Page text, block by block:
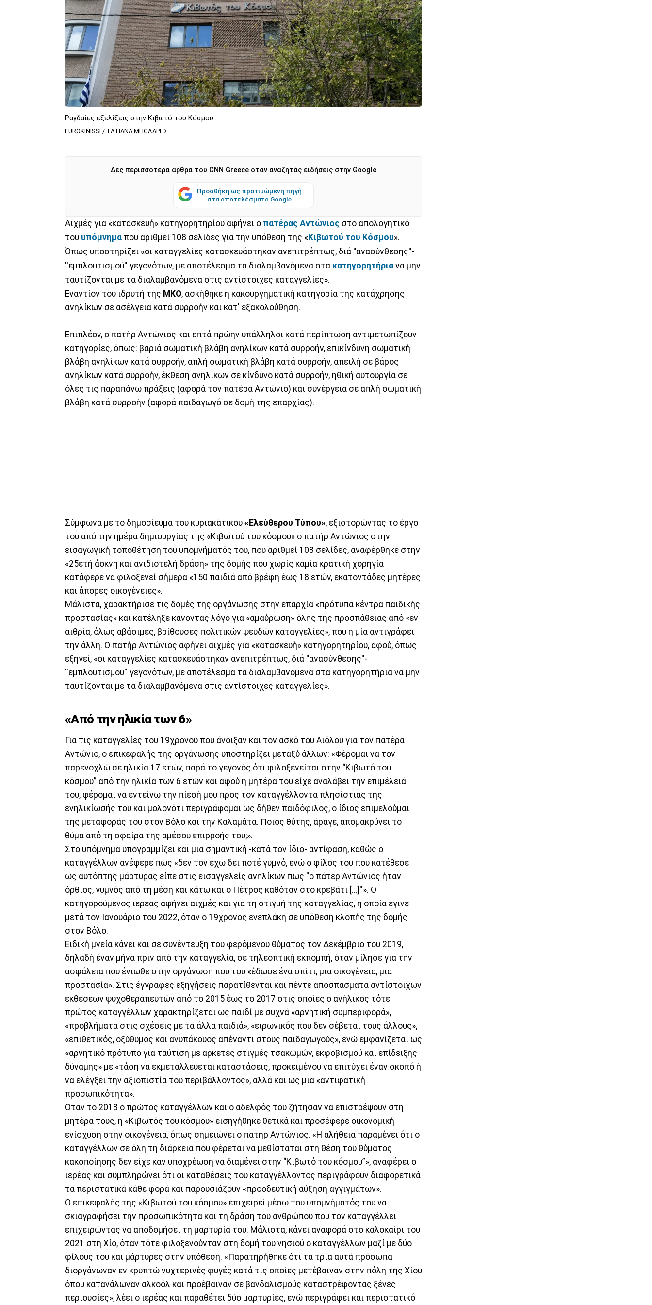
Ραγδαίες εξελίξεις στην Κιβωτό του Κόσμου
EUROKINISSI / ΤΑΤΙΑΝΑ ΜΠΟΛΑΡΗΣ
Δες περισσότερα άρθρα του CNN Greece όταν αναζητάς ειδήσεις στην Google
Προσθήκη ως προτιμώμενη πηγή
στα αποτελέσματα Google
Αιχμές για «κατασκευή» κατηγορητηρίου αφήνει ο πατέρας Αντώνιος στο απολογητικό
του υπόμνημα που αριθμεί 108 σελίδες για την υπόθεση της «Κιβωτού του Κόσμου».
Όπως υποστηρίζει «οι καταγγελίες κατασκευάστηκαν ανεπιτρέπτως, διά ''ανασύνθεσης''-
''εμπλουτισμού'' γεγονότων, με αποτέλεσμα τα διαλαμβανόμενα στα κατηγορητήρια να μην
ταυτίζονται με τα διαλαμβανόμενα στις αντίστοιχες καταγγελίες».
Εναντίον του ιδρυτή της ΜΚΟ, ασκήθηκε η κακουργηματική κατηγορία της κατάχρησης
ανηλίκων σε ασέλγεια κατά συρροήν και κατ' εξακολούθηση.
Επιπλέον, ο πατήρ Αντώνιος και επτά πρώην υπάλληλοι κατά περίπτωση αντιμετωπίζουν
κατηγορίες, όπως: βαριά σωματική βλάβη ανηλίκων κατά συρροήν, επικίνδυνη σωματική
βλάβη ανηλίκων κατά συρροήν, απλή σωματική βλάβη κατά συρροήν, απειλή σε βάρος
ανηλίκων κατά συρροήν, έκθεση ανηλίκων σε κίνδυνο κατά συρροήν, ηθική αυτουργία σε
όλες τις παραπάνω πράξεις (αφορά τον πατέρα Αντώνιο) και συνέργεια σε απλή σωματική
βλάβη κατά συρροήν (αφορά παιδαγωγό σε δομή της επαρχίας).
Σύμφωνα με το δημοσίευμα του κυριακάτικου «Ελεύθερου Τύπου», εξιστορώντας το έργο
του από την ημέρα δημιουργίας της «Κιβωτού του κόσμου» ο πατήρ Αντώνιος στην
εισαγωγική τοποθέτηση του υπομνήματός του, που αριθμεί 108 σελίδες, αναφέρθηκε στην
«25ετή άοκνη και ανιδιοτελή δράση» της δομής που χωρίς καμία κρατική χορηγία
κατάφερε να φιλοξενεί σήμερα «150 παιδιά από βρέφη έως 18 ετών, εκατοντάδες μητέρες
και άπορες οικογένειες».
Μάλιστα, χαρακτήρισε τις δομές της οργάνωσης στην επαρχία «πρότυπα κέντρα παιδικής
προστασίας» και κατέληξε κάνοντας λόγο για «αμαύρωση» όλης της προσπάθειας από «εν
αιθρία, όλως αβάσιμες, βρίθουσες πολιτικών ψευδών καταγγελίες», που η μία αντιγράφει
την άλλη. Ο πατήρ Αντώνιος αφήνει αιχμές για «κατασκευή» κατηγορητηρίου, αφού, όπως
εξηγεί, «οι καταγγελίες κατασκευάστηκαν ανεπιτρέπτως, διά ''ανασύνθεσης''-
''εμπλουτισμού'' γεγονότων, με αποτέλεσμα τα διαλαμβανόμενα στα κατηγορητήρια να μην
ταυτίζονται με τα διαλαμβανόμενα στις αντίστοιχες καταγγελίες».
«Από την ηλικία των 6»
Για τις καταγγελίες του 19χρονου που άνοιξαν και τον ασκό του Αιόλου για τον πατέρα
Αντώνιο, ο επικεφαλής της οργάνωσης υποστηρίζει μεταξύ άλλων: «Φέρομαι να τον
παρενοχλώ σε ηλικία 17 ετών, παρά το γεγονός ότι φιλοξενείται στην “Κιβωτό του
κόσμου” από την ηλικία των 6 ετών και αφού η μητέρα του είχε αναλάβει την επιμέλειά
του, φέρομαι να εντείνω την πίεσή μου προς τον καταγγέλλοντα πλησίστιας της
ενηλικίωσής του και μολονότι περιγράφομαι ως δήθεν παιδόφιλος, ο ίδιος επιμελούμαι
της μεταφοράς του στον Βόλο και την Καλαμάτα. Ποιος θύτης, άραγε, απομακρύνει το
θύμα από τη σφαίρα της αμέσου επιρροής του;».
Στο υπόμνημα υπογραμμίζει και μια σημαντική -κατά τον ίδιο- αντίφαση, καθώς ο
καταγγέλλων ανέφερε πως «δεν τον έχω δει ποτέ γυμνό, ενώ ο φίλος του που κατέθεσε
ως αυτόπτης μάρτυρας είπε στις εισαγγελείς ανηλίκων πως ''ο πάτερ Αντώνιος ήταν
όρθιος, γυμνός από τη μέση και κάτω και ο Πέτρος καθόταν στο κρεβάτι […]''». Ο
κατηγορούμενος ιερέας αφήνει αιχμές και για τη στιγμή της καταγγελίας, η οποία έγινε
μετά τον Ιανουάριο του 2022, όταν ο 19χρονος ενεπλάκη σε υπόθεση κλοπής της δομής
στον Βόλο.
Ειδική μνεία κάνει και σε συνέντευξη του φερόμενου θύματος τον Δεκέμβριο του 2019,
δηλαδή έναν μήνα πριν από την καταγγελία, σε τηλεοπτική εκπομπή, όταν μίλησε για την
ασφάλεια που ένιωθε στην οργάνωση που του «έδωσε ένα σπίτι, μια οικογένεια, μια
προστασία». Στις έγγραφες εξηγήσεις παρατίθενται και πέντε αποσπάσματα αντίστοιχων
εκθέσεων ψυχοθεραπευτών από το 2015 έως το 2017 στις οποίες ο ανήλικος τότε
πρώτος καταγγέλλων χαρακτηρίζεται ως παιδί με συχνά «αρνητική συμπεριφορά»,
«προβλήματα στις σχέσεις με τα άλλα παιδιά», «ειρωνικός που δεν σέβεται τους άλλους»,
«επιθετικός, οξύθυμος και ανυπάκουος απέναντι στους παιδαγωγούς», ενώ εμφανίζεται ως
«αρνητικό πρότυπο για ταύτιση με αρκετές στιγμές τσακωμών, εκφοβισμού και επίδειξης
δύναμης» με «τάση να εκμεταλλεύεται καταστάσεις, προκειμένου να επιτύχει έναν σκοπό ή
να ελέγξει την αξιοπιστία του περιβάλλοντος», αλλά και ως μια «αντιφατική
προσωπικότητα».
Οταν το 2018 ο πρώτος καταγγέλλων και ο αδελφός του ζήτησαν να επιστρέψουν στη
μητέρα τους, η «Κιβωτός του κόσμου» εισηγήθηκε θετικά και προσέφερε οικονομική
ενίσχυση στην οικογένεια, όπως σημειώνει ο πατήρ Αντώνιος. «Η αλήθεια παραμένει ότι ο
καταγγέλλων σε όλη τη διάρκεια που φέρεται να μεθίσταται στη θέση του θύματος
κακοποίησης δεν είχε καν υποχρέωση να διαμένει στην “Κιβωτό του κόσμου”», αναφέρει ο
ιερέας και συμπληρώνει ότι οι καταθέσεις του καταγγέλλοντος περιγράφουν διαφορετικά
τα περιστατικά κάθε φορά και παρουσιάζουν «προοδευτική αύξηση αγγιγμάτων».
Ο επικεφαλής της «Κιβωτού του κόσμου» επιχειρεί μέσω του υπομνήματός του να
σκιαγραφήσει την προσωπικότητα και τη δράση του ανθρώπου που τον καταγγέλλει
επιχειρώντας να αποδομήσει τη μαρτυρία του. Μάλιστα, κάνει αναφορά στο καλοκαίρι του
2021 στη Χίο, όταν τότε φιλοξενούνταν στη δομή του νησιού ο καταγγέλλων μαζί με δύο
φίλους του και μάρτυρες στην υπόθεση. «Παρατηρήθηκε ότι τα τρία αυτά πρόσωπα
διοργάνωναν εν κρυπτώ νυχτερινές φυγές κατά τις οποίες μετέβαιναν στην πόλη της Χίου
όπου κατανάλωναν αλκοόλ και προέβαιναν σε βανδαλισμούς καταστρέφοντας ξένες
περιουσίες», λέει ο ιερέας και παραθέτει δύο μαρτυρίες, ενώ περιγράφει και περιστατικό